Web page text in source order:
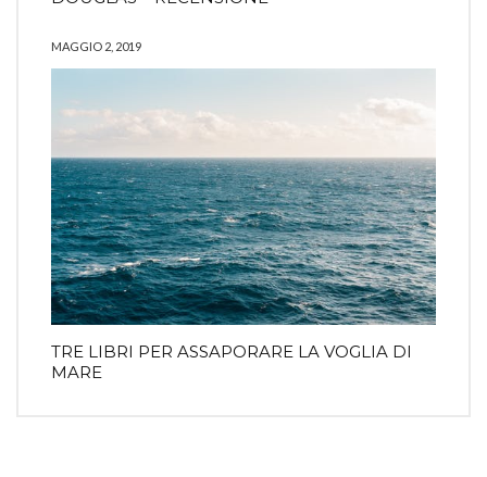
MAGGIO 2, 2019
TRE LIBRI PER ASSAPORARE LA VOGLIA DI
MARE